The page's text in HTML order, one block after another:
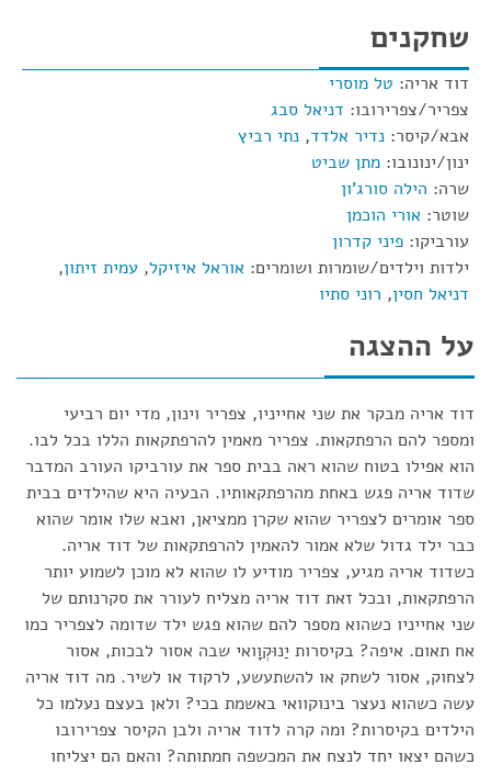
שחקנים
דוד אריה: טל מוסרי
צפריר/צפרירובו: דניאל סבג
אבא/קיסר: נדיר אלדד, נתי רביץ
ינון/ינונובו: מתן שביט
שרה: הילה סורג'ון
שוטר: אורי הוכמן
עורביקו: פיני קדרון
ילדות וילדים/שומרות ושומרים: אוראל איזיקל, עמית זיתון,
דניאל חסין, רוני סתיו
על ההצגה
דוד אריה מבקר את שני אחייניו, צפריר וינון, מדי יום רביעי
ומספר להם הרפתקאות. צפריר מאמין להרפתקאות הללו בכל לבו.
הוא אפילו בטוח שהוא ראה בבית ספר את עורביקו העורב המדבר
שדוד אריה פגש באחת מהרפתקאותיו. הבעיה היא שהילדים בבית
ספר אומרים לצפריר שהוא שקרן ממציאן, ואבא שלו אומר שהוא
כבר ילד גדול שלא אמור להאמין להרפתקאות של דוד אריה.
כשדוד אריה מגיע, צפריר מודיע לו שהוא לא מוכן לשמוע יותר
הרפתקאות, ובכל זאת דוד אריה מצליח לעורר את סקרנותם של
שני אחייניו כשהוא מספר להם שהוא פגש ילד שדומה לצפריר כמו
אח תאום. איפה? בקיסרות יַנוּקְוָואי שבה אסור לבכות, אסור
לצחוק, אסור לשחק או להשתעשע, לרקוד או לשיר. מה דוד אריה
עשה כשהוא נעצר בינוקוואי באשמת בכי? ולאן בעצם נעלמו כל
הילדים בקיסרות? ומה קרה לדוד אריה ולבן הקיסר צפרירובו
כשהם יצאו יחד לנצח את המכשפה חמתותה? והאם הם יצליחו